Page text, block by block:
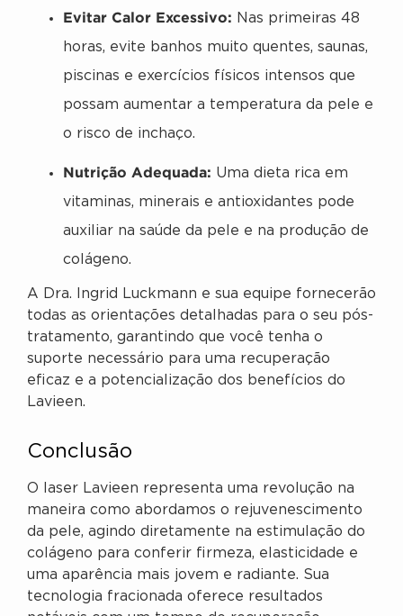
Evitar Calor Excessivo: Nas primeiras 48
horas, evite banhos muito quentes, saunas,
piscinas e exercícios físicos intensos que
possam aumentar a temperatura da pele e
o risco de inchaço.
Nutrição Adequada: Uma dieta rica em
vitaminas, minerais e antioxidantes pode
auxiliar na saúde da pele e na produção de
colágeno.
A Dra. Ingrid Luckmann e sua equipe fornecerão
todas as orientações detalhadas para o seu pós-
tratamento, garantindo que você tenha o
suporte necessário para uma recuperação
eficaz e a potencialização dos benefícios do
Lavieen.
Conclusão
O laser Lavieen representa uma revolução na
maneira como abordamos o rejuvenescimento
da pele, agindo diretamente na estimulação do
colágeno para conferir firmeza, elasticidade e
uma aparência mais jovem e radiante. Sua
tecnologia fracionada oferece resultados